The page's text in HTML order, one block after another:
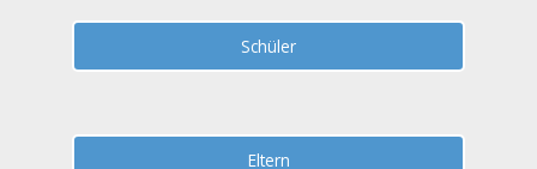
Schüler
Eltern